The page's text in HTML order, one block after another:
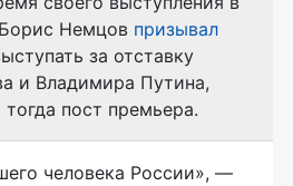
Немцов призывал
за отставку
и Владимира Путина,
пост премьера.
человека России», —